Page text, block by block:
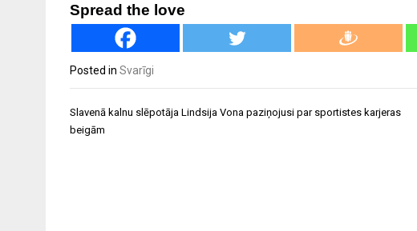
Spread the love
Posted in Svarīgi
Ziņu
izvēlne
Slavenā kalnu slēpotāja Lindsija Vona paziņojusi par sportistes karjeras
beigām